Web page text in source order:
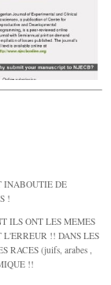
INABOUTIE DE
!
ILS ONT LES MEMES
L'ERREUR !! DANS LES
RACES (juifs, arabes ,
!!